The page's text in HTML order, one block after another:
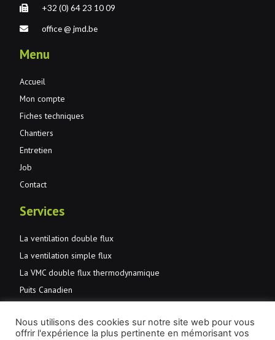
+32 (0) 64 23 10 09
office @ jmd.be
Menu
Accueil
Mon compte
Fiches techniques
Chantiers
Entretien
Job
Contact
Services
La ventilation double flux
La ventilation simple flux
La VMC double flux thermodynamique
Puits Canadien
JMD Aération et santé
Nous utilisons des cookies sur notre site web pour vous
offrir l'expérience la plus pertinente en mémorisant vos